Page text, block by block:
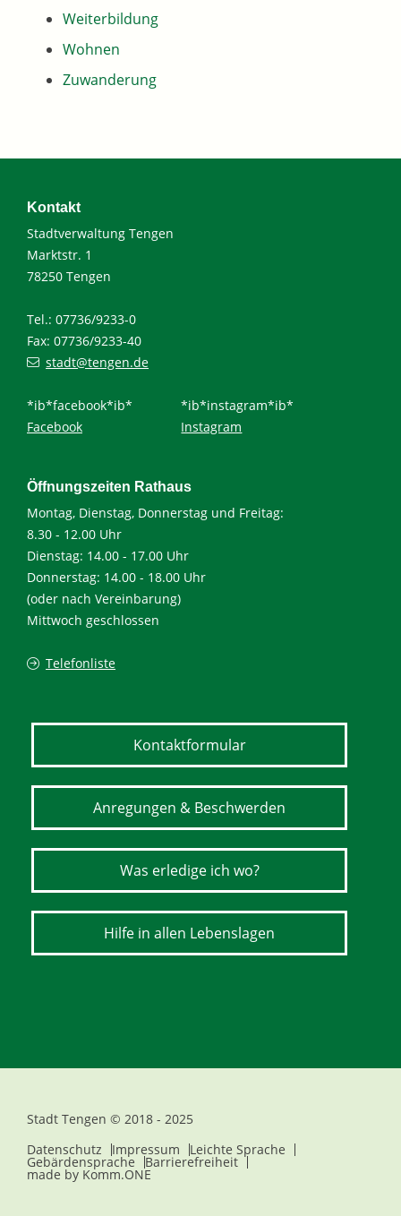
Weiterbildung
Wohnen
Zuwanderung
Kontakt
Stadtverwaltung Tengen
Marktstr. 1
78250 Tengen
Tel.: 07736/9233-0
Fax: 07736/9233-40
stadt@tengen.de
*ib*facebook*ib*
Facebook
*ib*instagram*ib*
Instagram
Öffnungszeiten Rathaus
Montag, Dienstag, Donnerstag und Freitag:
8.30 - 12.00 Uhr
Dienstag: 14.00 - 17.00 Uhr
Donnerstag: 14.00 - 18.00 Uhr
(oder nach Vereinbarung)
Mittwoch geschlossen
Telefonliste
Kontaktformular
Anregungen & Beschwerden
Was erledige ich wo?
Hilfe in allen Lebenslagen
Stadt Tengen © 2018 - 2025
Datenschutz
Impressum Leichte Sprache
Gebärdensprache Barrierefreiheit
made by Komm.ONE